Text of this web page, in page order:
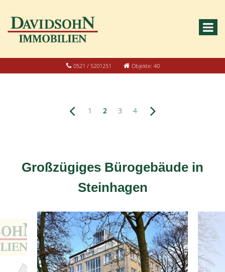
0521 / 5201251 Objekte: 40
1 2 3 4
Großzügiges Bürogebäude in
Steinhagen